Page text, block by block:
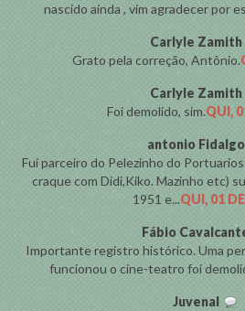
nascido ainda , vim agradecer por
Carlyle Zamith
Grato pela correção, Antônio.
Carlyle Zamith
Foi demolido, sim.QUI,
antonio Fidalgo
Fui parceiro do Pelezinho do
craque com Didi,Kiko. Mazinho etc)
1951 e...QUI, 01
Fábio
Importante registro histórico. Uma
funcionou o cine-teatro foi
Juvenal